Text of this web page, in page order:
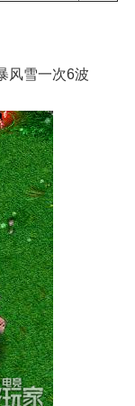
风雪一次6波